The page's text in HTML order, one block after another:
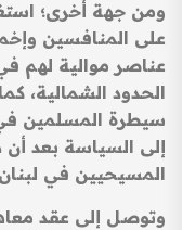
ومن جهة أخرى؛
على المنافسين
عناصر موالية لهم
الحدود الشمالية،
سيطرة المسلمين
إلى السياسة بعد
المسيحيين في
وتوصل إلى عقد